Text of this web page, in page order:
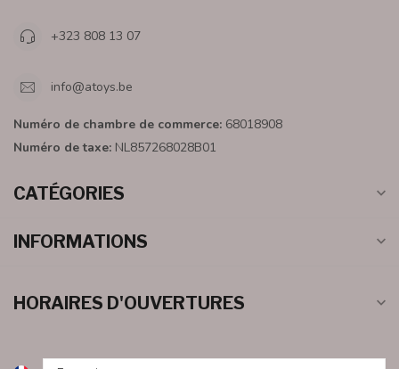
+323 808 13 07
info@atoys.be
Numéro de chambre de commerce: 68018908
Numéro de taxe: NL857268028B01
CATÉGORIES
INFORMATIONS
HORAIRES D'OUVERTURES